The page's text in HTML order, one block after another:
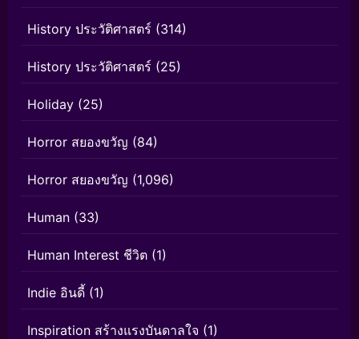
History ประวัติศาสตร์ (314)
History ประวัติศาสตร์ (25)
Holiday (25)
Horror สยองขวัญ (84)
Horror สยองขวัญ (1,096)
Human (33)
Human Interest ชีวิต (1)
Indie อินดี้ (1)
Inspiration สร้างแรงบันดาลใจ (1)